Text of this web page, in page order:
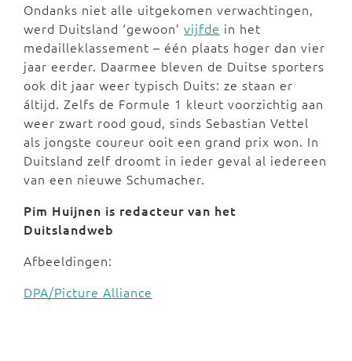
Ondanks niet alle uitgekomen verwachtingen,
werd Duitsland ‘gewoon’ vijfde in het
medailleklassement – één plaats hoger dan vier
jaar eerder. Daarmee bleven de Duitse sporters
ook dit jaar weer typisch Duits: ze staan er
áltijd. Zelfs de Formule 1 kleurt voorzichtig aan
weer zwart rood goud, sinds Sebastian Vettel
als jongste coureur ooit een grand prix won. In
Duitsland zelf droomt in ieder geval al iedereen
van een nieuwe Schumacher.
Pim Huijnen is redacteur van het
Duitslandweb
Afbeeldingen:
DPA/Picture Alliance